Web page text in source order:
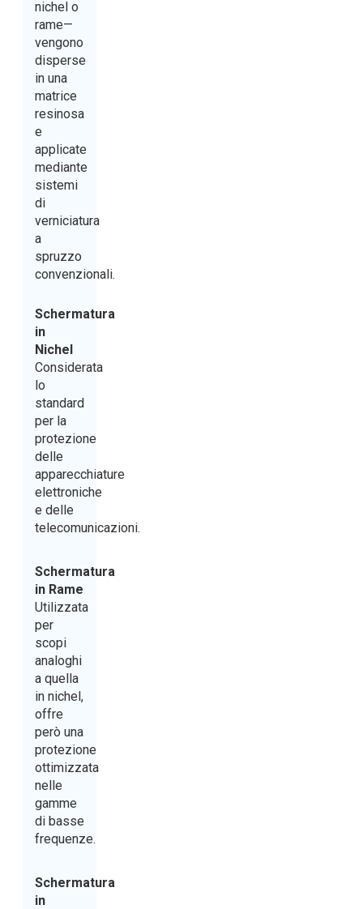
nichel o
rame—
vengono
disperse
in una
matrice
resinosa
e
applicate
mediante
sistemi
di
verniciatura
a
spruzzo
convenzionali.
Schermatura
in
Nichel
Considerata
lo
standard
per la
protezione
delle
apparecchiature
elettroniche
e delle
telecomunicazioni.
Schermatura
in Rame
Utilizzata
per
scopi
analoghi
a quella
in nichel,
offre
però una
protezione
ottimizzata
nelle
gamme
di basse
frequenze.
Schermatura
in